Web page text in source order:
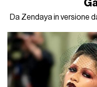
Da Zendaya in versione